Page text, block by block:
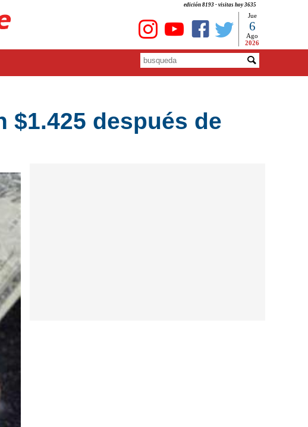
edición 8193 - visitas hoy 3635
Jue
6
Ago
2026
$1.425 después de